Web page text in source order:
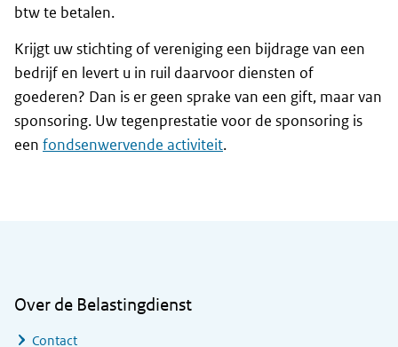
btw te betalen.
Krijgt uw stichting of vereniging een bijdrage van een
bedrijf en levert u in ruil daarvoor diensten of
goederen? Dan is er geen sprake van een gift, maar van
sponsoring. Uw tegenprestatie voor de sponsoring is
een fondsenwervende activiteit.
Over de Belastingdienst
Contact